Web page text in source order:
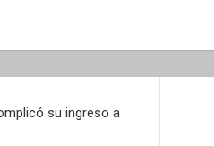
su ingreso a